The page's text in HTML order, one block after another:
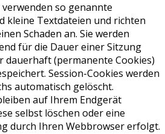
so genannte
kleine Textdateien und richten
Schaden an. Sie werden
für die Dauer einer Sitzung
dauerhaft (permanente Cookies)
Session-Cookies werden
automatisch gelöscht.
auf Ihrem Endgerät
selbst löschen oder eine
durch Ihren Webbrowser erfolgt.